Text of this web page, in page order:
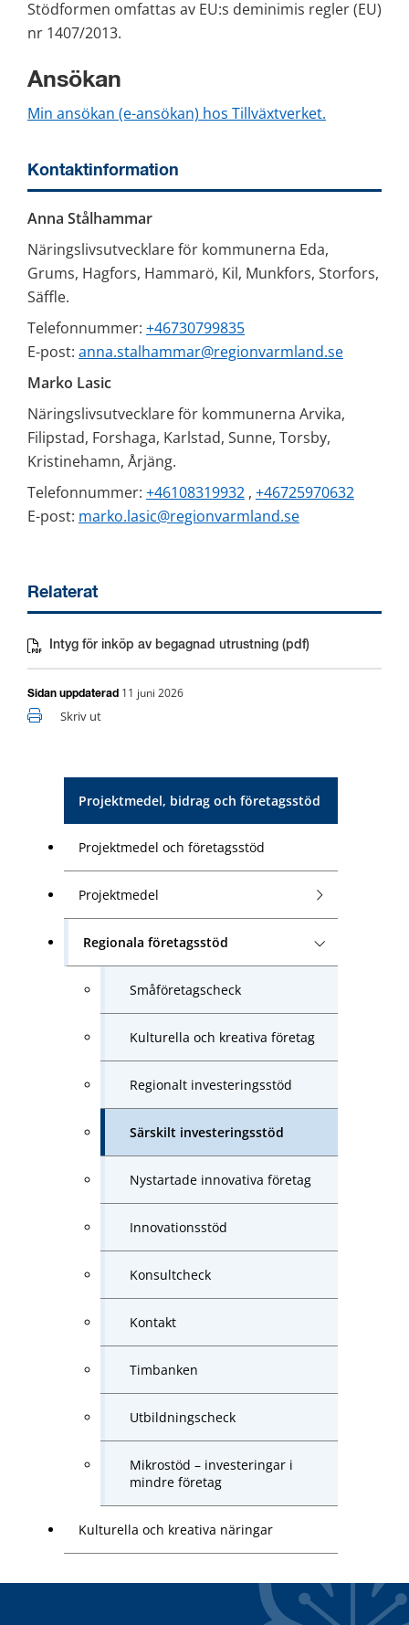
Projektmedel, bidrag och företagsstöd
Projektmedel och företagsstöd
Projektmedel
Regionala företagsstöd
Småföretagscheck
Kulturella och kreativa företag
Regionalt investeringsstöd
Särskilt investeringsstöd
Nystartade innovativa företag
Innovationsstöd
Konsultcheck
Kontakt
Timbanken
Utbildningscheck
Mikrostöd – investeringar i
mindre företag
Kulturella och kreativa näringar
Stödformen omfattas av EU:s deminimis regler (EU)
nr 1407/2013.
Ansökan
Min ansökan (e-ansökan) hos Tillväxtverket.
Kontaktinformation
Anna Stålhammar
Näringslivsutvecklare för kommunerna Eda,
Grums, Hagfors, Hammarö, Kil, Munkfors, Storfors,
Säffle.
Telefonnummer: +46730799835
E-post: anna.stalhammar@regionvarmland.se
Marko Lasic
Näringslivsutvecklare för kommunerna Arvika,
Filipstad, Forshaga, Karlstad, Sunne, Torsby,
Kristinehamn, Årjäng.
Telefonnummer: +46108319932 , +46725970632
E-post: marko.lasic@regionvarmland.se
Relaterat
Intyg för inköp av begagnad utrustning (pdf)
Pdf, 12 kB.
Sidan uppdaterad 11 juni 2026
Skriv ut